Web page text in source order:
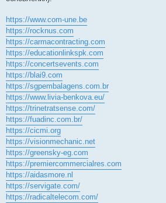
https://www.com-une.be
https://rocknus.com
https://carmacontracting.com
https://educationlinkspk.com
https://concertsevents.com
https://blai9.com
https://sgpembalagens.com.br
https://www.livia-benkova.eu/
https://trinetratsense.com/
https://fuadinc.com.br/
https://cicmi.org
https://visionmechanic.net
https://greensky-eg.com
https://premiercommercialres.com
https://aidasmore.nl
https://servigate.com/
https://radicaltelecom.com/